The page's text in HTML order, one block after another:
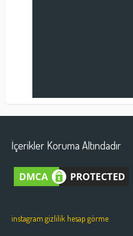
İçerikler Koruma Altındadır
instagram gizlilik hesap görme